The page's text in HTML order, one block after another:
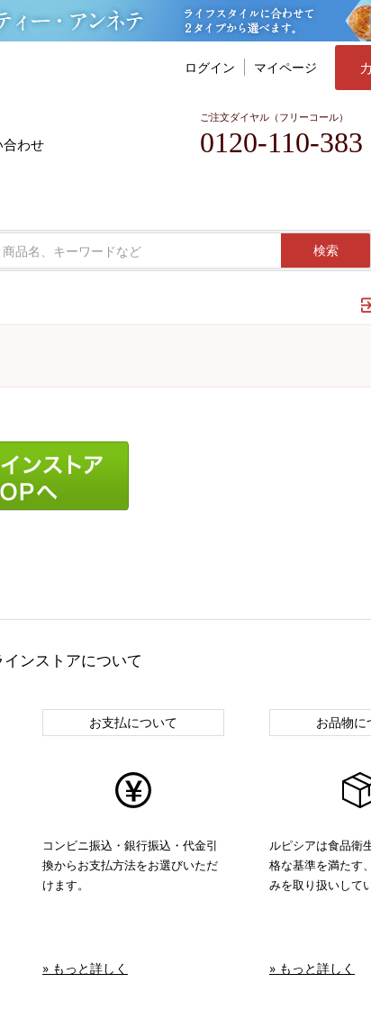
ログイン マイページ
合わせ
ご注文ダイヤル（フリーコール）
0120-110-383
検索
ンストアについて
お支払について
コンビニ振込・銀行振込・代金引
換からお支払方法をお選びいただ
けます。
» もっと詳しく
お品物に
ルピシアは食品衛
格な基準を満たす
みを取り扱いして
» もっと詳しく